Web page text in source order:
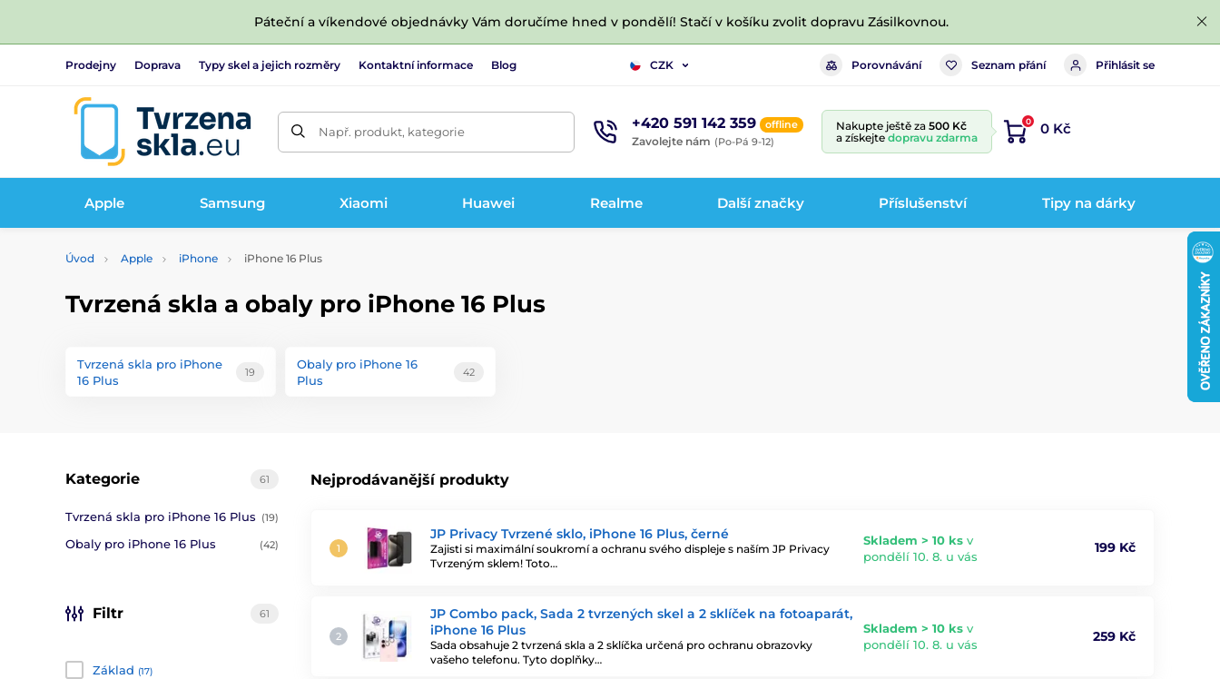
Páteční a víkendové objednávky Vám doručíme hned v pondělí! Stačí v košíku zvolit dopravu Zásilkovnou.
Prodejny Doprava Typy skel a jejich rozměry Kontaktní informace Blog CZK Porovnávání Seznam přání Přihlásit se
Např. produkt, kategorie +420 591 142 359 offline
Zavolejte nám (Po-Pá 9-12)
Nakupte ještě za 500 Kč
a získejte dopravu zdarma
0 0 Kč
Apple Samsung Xiaomi Huawei Realme Další značky Příslušenství Tipy na dárky
Úvod Apple iPhone iPhone 16 Plus
Tvrzená skla a obaly pro iPhone 16 Plus
Tvrzená skla pro iPhone
16 Plus
19
Obaly pro iPhone 16
Plus
42
Nejprodávanější produkty
JP Privacy Tvrzené sklo, iPhone 16 Plus, černé
Zajisti si maximální soukromí a ochranu svého displeje s naším JP Privacy
Tvrzeným sklem! Toto…
Skladem > 10 ks v
pondělí 10. 8. u vás
199 Kč
JP Combo pack, Sada 2 tvrzených skel a 2 sklíček na fotoaparát,
iPhone 16 Plus
Sada obsahuje 2 tvrzená skla a 2 sklíčka určená pro ochranu obrazovky
vašeho telefonu. Tyto doplňky…
Skladem > 10 ks v
pondělí 10. 8. u vás
259 Kč
61
Kategorie
Tvrzená skla pro iPhone 16 Plus (19)
Obaly pro iPhone 16 Plus (42)
Filtr 61
Základ (17)